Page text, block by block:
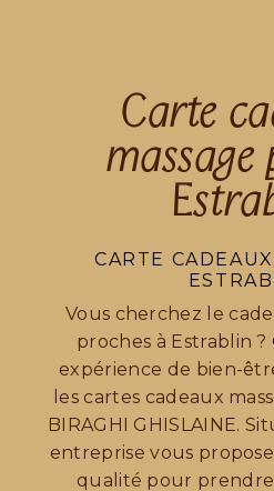
Carte
massage
CARTE
Vous cherchez le
proches à Estrablin
expérience de bien-
les cartes cadeaux
BIRAGHI GHISLAINE.
entreprise vous
qualité pour prendre